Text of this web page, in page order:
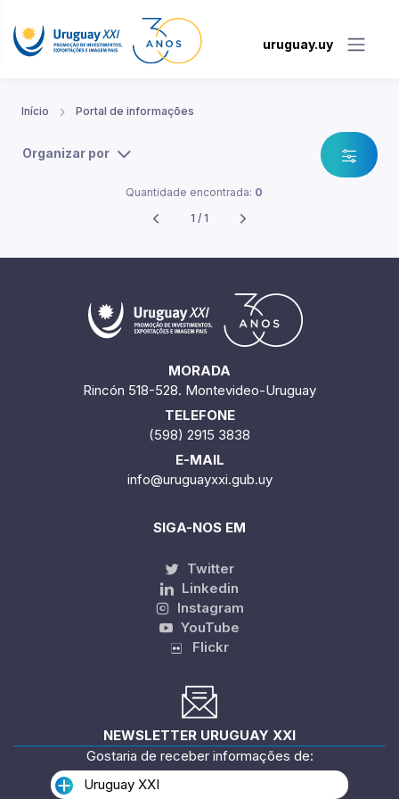
uruguay.uy
Início Portal de informações
Organizar por
Quantidade encontrada: 0
1 / 1
MORADA
Rincón 518-528. Montevideo-Uruguay
TELEFONE
(598) 2915 3838
E-MAIL
info@uruguayxxi.gub.uy
SIGA-NOS EM
Twitter
Linkedin
Instagram
YouTube
Flickr
NEWSLETTER URUGUAY XXI
Gostaria de receber informações de:
Uruguay XXI